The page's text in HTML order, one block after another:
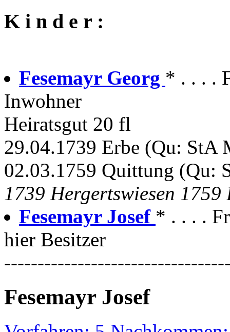
K i n d e r :
Fesemayr Georg * . . . .
Inwohner
Heiratsgut 20 fl
29.04.1739 Erbe (Qu: StA
02.03.1759 Quittung (Qu:
1739 Hergertswiesen
Fesemayr Josef * . . . .
hier Besitzer
Fesemayr Josef